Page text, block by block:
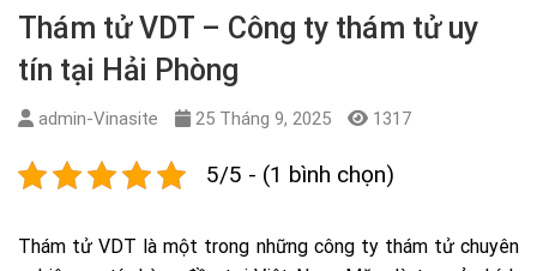
Thám tử VDT – Công ty thám tử uy
tín tại Hải Phòng
admin-Vinasite 25 Tháng 9, 2025 1317
5/5 - (1 bình chọn)
Thám tử VDT là một trong những công ty thám tử chuyên